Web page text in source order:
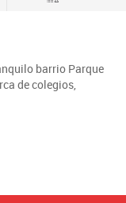
barrio Parque
de colegios,